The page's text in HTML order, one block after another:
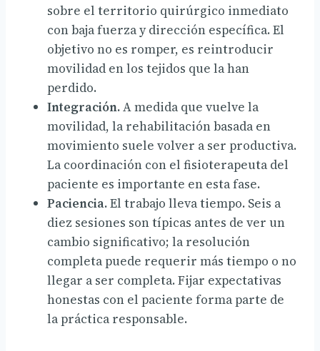
sobre el territorio quirúrgico inmediato
con baja fuerza y dirección específica. El
objetivo no es romper, es reintroducir
movilidad en los tejidos que la han
perdido.
Integración.A medida que vuelve la
movilidad, la rehabilitación basada en
movimiento suele volver a ser productiva.
La coordinación con el fisioterapeuta del
paciente es importante en esta fase.
Paciencia.El trabajo lleva tiempo. Seis a
diez sesiones son típicas antes de ver un
cambio significativo; la resolución
completa puede requerir más tiempo o no
llegar a ser completa. Fijar expectativas
honestas con el paciente forma parte de
la práctica responsable.